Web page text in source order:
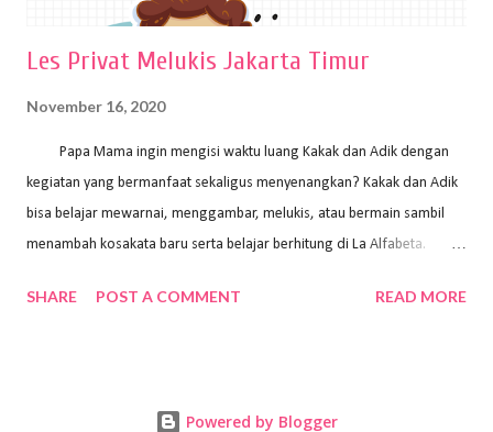
Les Privat Melukis Jakarta Timur
November 16, 2020
Papa Mama ingin mengisi waktu luang Kakak dan Adik dengan
kegiatan yang bermanfaat sekaligus menyenangkan? Kakak dan Adik
bisa belajar mewarnai, menggambar, melukis, atau bermain sambil
menambah kosakata baru serta belajar berhitung di La Alfabeta.
kok untuk mengajar dengan metode yang fun, La Alfabeta
SHARE POST A COMMENT READ MORE
Powered by Blogger